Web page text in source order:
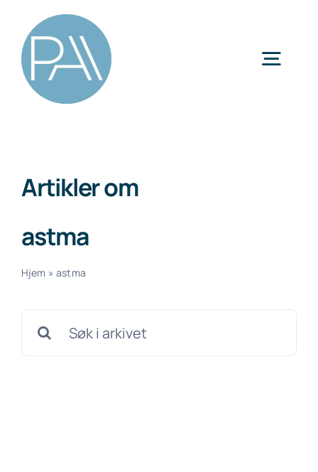
content
Artikler om
astma
Hjem »astma
etter: